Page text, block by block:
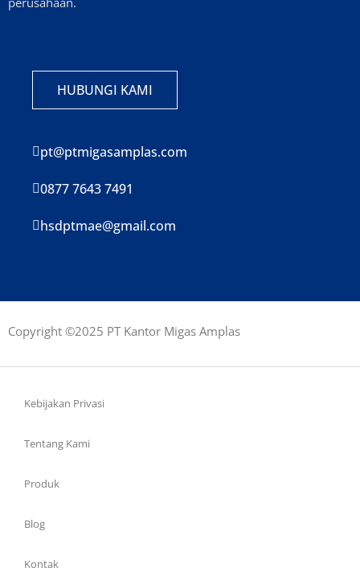
HUBUNGI KAMI
pt@ptmigasamplas.com
0877 7643 7491
hsdptmae@gmail.com
Copyright ©2025 PT Kantor Migas Amplas
Kebijakan Privasi
Tentang Kami
Produk
Blog
Kontak